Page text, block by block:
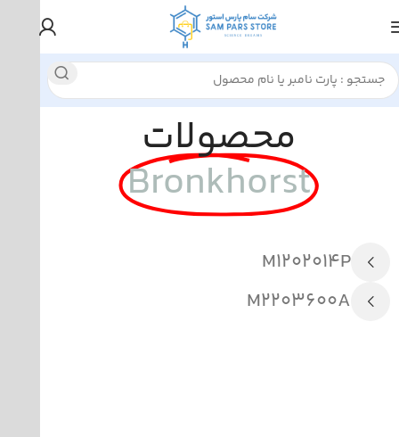
محصولات
Bronkhorst
M1202014P
M2203600A